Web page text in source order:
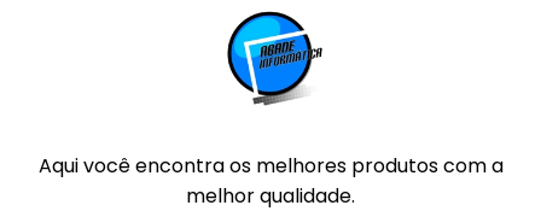
Aqui você encontra os melhores produtos com a
melhor qualidade.